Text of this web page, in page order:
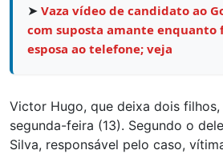
➤ Vaza vídeo de candidato ao
com suposta amante enquanto
esposa ao telefone; veja
Victor Hugo, que deixa dois
segunda-feira (13). Segundo o
Silva, responsável pelo caso,